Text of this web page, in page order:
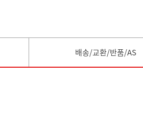
배송/교환/반품/AS